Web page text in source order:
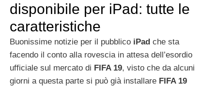
disponibile per iPad: tutte le
caratteristiche
Buonissime notizie per il pubblico iPad che sta
facendo il conto alla rovescia in attesa dell’esordio
ufficiale sul mercato di FIFA 19, visto che da alcuni
giorni a questa parte si può già installare FIFA 19